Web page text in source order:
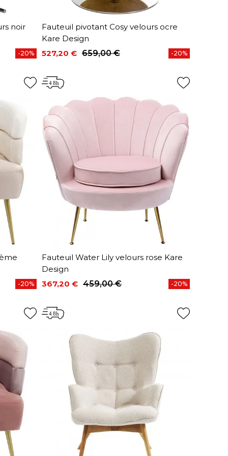
noir
-20%
Fauteuil pivotant Cosy velours ocre
Kare Design
Prix
527,20 €
Prix de base659,00 € -20%
-20%
Fauteuil Water Lily velours rose Kare
Design
Prix
367,20 €
Prix de base459,00 € -20%